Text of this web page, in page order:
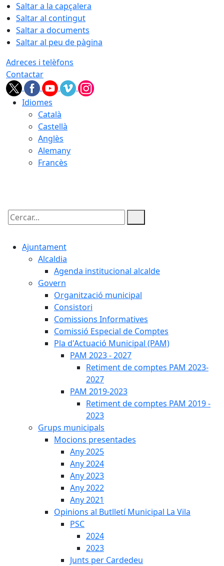
Saltar a la capçalera
Saltar al contingut
Saltar a documents
Saltar al peu de pàgina
Adreces i telèfons
Contactar
Idiomes
Català
Castellà
Anglès
Alemany
Francès
Cercar:
Ajuntament
Alcaldia
Agenda institucional alcalde
Govern
Organització municipal
Consistori
Comissions Informatives
Comissió Especial de Comptes
Pla d'Actuació Municipal (PAM)
PAM 2023 - 2027
Retiment de comptes PAM 2023-
2027
PAM 2019-2023
Retiment de comptes PAM 2019 -
2023
Grups municipals
Mocions presentades
Any 2025
Any 2024
Any 2023
Any 2022
Any 2021
Opinions al Butlletí Municipal La Vila
PSC
2024
2023
Junts per Cardedeu